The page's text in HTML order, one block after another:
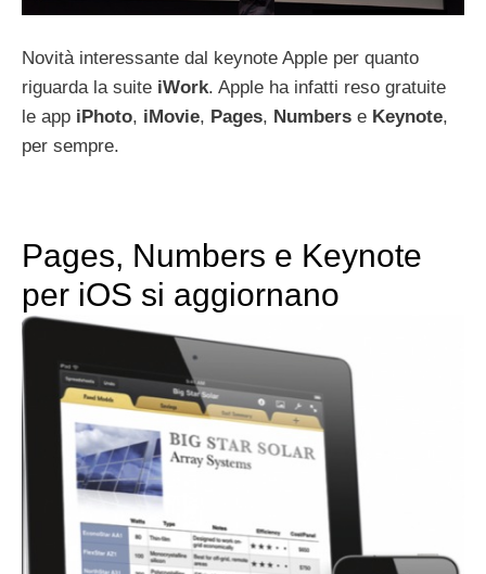
Novità interessante dal keynote Apple per quanto
riguarda la suite iWork. Apple ha infatti reso gratuite
le app iPhoto, iMovie, Pages, Numbers e Keynote,
per sempre.
Pages, Numbers e Keynote
per iOS si aggiornano